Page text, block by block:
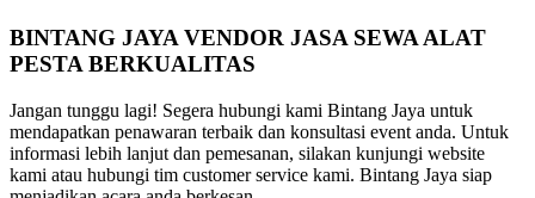
BINTANG JAYA VENDOR JASA SEWA ALAT
PESTA BERKUALITAS
Jangan tunggu lagi! Segera hubungi kami Bintang Jaya untuk
mendapatkan penawaran terbaik dan konsultasi event anda. Untuk
informasi lebih lanjut dan pemesanan, silakan kunjungi website
kami atau hubungi tim customer service kami. Bintang Jaya siap